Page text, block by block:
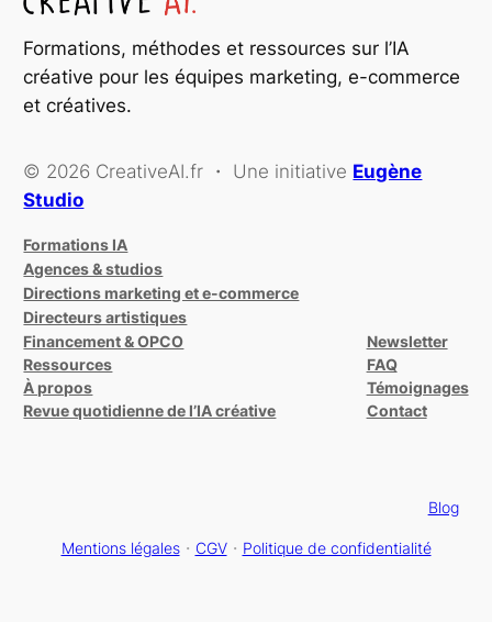
Formations, méthodes et ressources sur l’IA
créative pour les équipes marketing, e-commerce
et créatives.
© 2026 CreativeAI.fr ・ Une initiative Eugène
Studio
Formations IA
Agences & studios
Directions marketing et e-commerce
Directeurs artistiques
Financement & OPCO
Ressources
À propos
Revue quotidienne de l’IA créative
Newsletter
FAQ
Témoignages
Contact
Blog
Mentions légales・ CGV・ Politique de confidentialité